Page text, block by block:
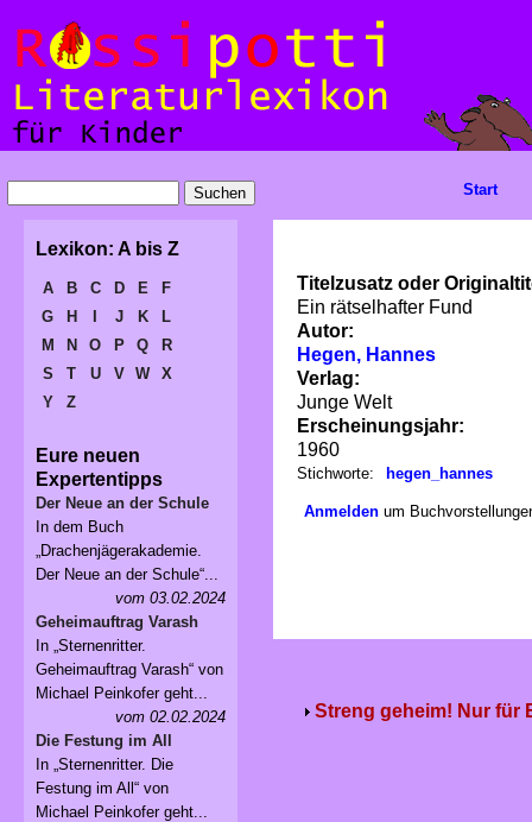
Titelzusatz oder
Ein rätselhafter Fund
Autor:
Hegen, Hannes
Verlag:
Junge Welt
Erscheinungsjahr:
1960
Stichworte: hegen_hannes
Anmelden um
Streng geheim! Nur für
Start
Lexikon: A bis Z
A B C D E
F
G
H J K
L
M
N O P Q
R
S
T U V W
X
Y
Z
Eure neuen
Expertentipps
Der Neue an der Schule
In dem Buch
„Drachenjägerakademie.
Der Neue an der Schule“...
vom 03.02.2024
Geheimauftrag Varash
In „Sternenritter.
Geheimauftrag Varash“ von
Michael Peinkofer geht...
vom 02.02.2024
Die Festung im All
In „Sternenritter. Die
Festung im All“ von
Michael Peinkofer geht...